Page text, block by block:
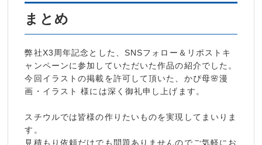
まとめ
弊社X3周年記念とした、SNSフォロー＆リポストキ
ャンペーンに参加していただいた作品の紹介でした。
今回イラストの掲載を許可して頂いた、かぴ母🌸漫
画・イラスト 様には深く御礼申し上げます。
スチウルでは皆様の作りたいものを実現してまいりま
す。
見積もり依頼だけでも問題ありませんのでご気軽にお